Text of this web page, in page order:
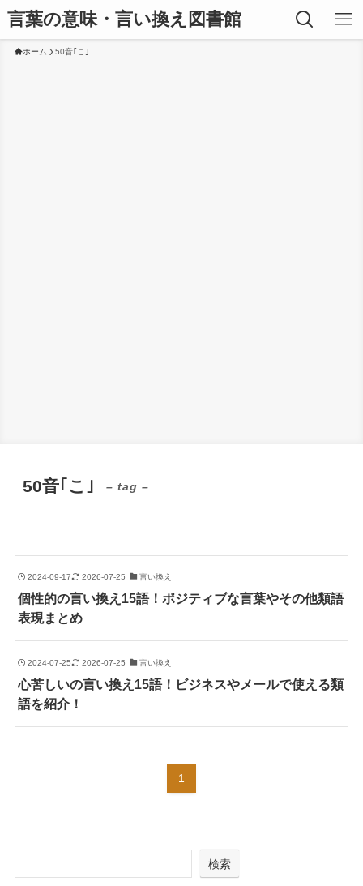
言葉の意味・言い換え図書館
ホーム 50音｢こ｣
50音｢こ｣ – tag –
2024-09-17 2026-07-25 言い換え
個性的の言い換え15語！ポジティブな言葉やその他類語
表現まとめ
2024-07-25 2026-07-25 言い換え
心苦しいの言い換え15語！ビジネスやメールで使える類
語を紹介！
1
検索